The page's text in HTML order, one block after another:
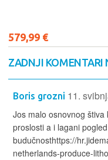
579,99 €
ZADNJI KOMENTARI
Boris grozni 11.
Jos malo osnovnog
proslosti a i lagani
budučnosthttps://
netherlands-produce-